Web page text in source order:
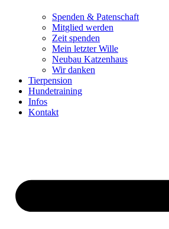
Spenden & Patenschaft
Mitglied werden
Zeit spenden
Mein letzter Wille
Neubau Katzenhaus
Wir danken
Tierpension
Hundetraining
Infos
Kontakt